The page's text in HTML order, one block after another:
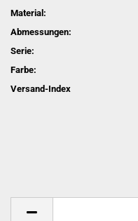
Material:
Abmessungen:
Serie:
Farbe:
Versand-Index